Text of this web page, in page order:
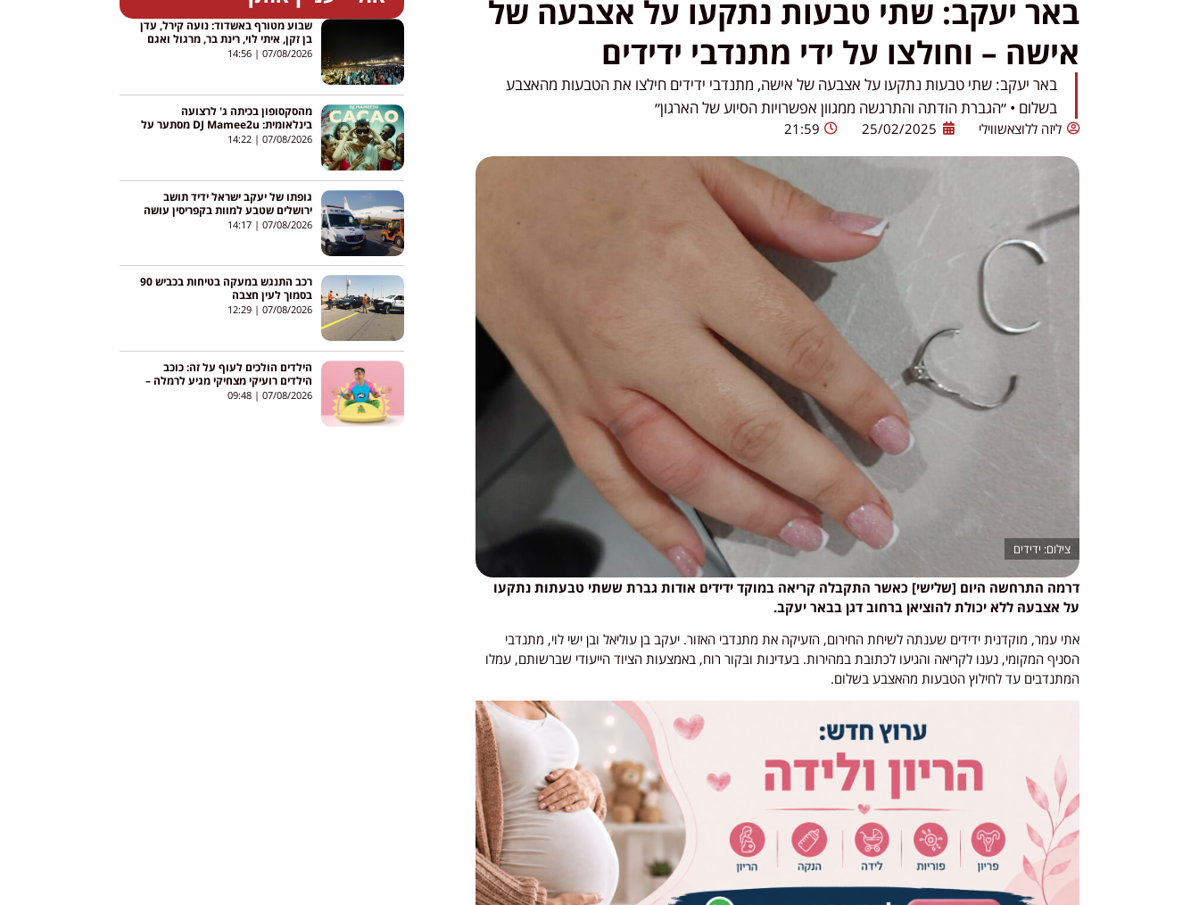
באר יעקב: שתי טבעות נתקעו על אצבעה של
אישה – וחולצו על ידי מתנדבי ידידים
באר יעקב: שתי טבעות נתקעו על אצבעה של אישה, מתנדבי ידידים חילצו את הטבעות מהאצבע
בשלום • ״הגברת הודתה והתרגשה ממגוון אפשרויות הסיוע של הארגון״
ליזה ללוצאשווילי 25/02/2025
21:59
ידידים
דרמה התרחשה היום [שלישי] כאשר התקבלה קריאה במוקד ידידים אודות גברת ששתי טבעתות נתקעו
על אצבעהּ ללא יכולת להוציאן ברחוב דגן בבאר יעקב.
אתי עמר, מוקדנית ידידים שענתה לשיחת החירום, הזעיקה את מתנדבי האזור. יעקב בן עוליאל ובן ישי לוי, מתנדבי
הסניף המקומי, נענו לקריאה והגיעו לכתובת במהירות. בעדינות ובקור רוח, באמצעות הציוד הייעודי שברשותם, עמלו
המתנדבים עד לחילוץ הטבעות מהאצבע בשלום.
שבוע מטורף באשדוד: נועה קירל, עדן
בן זקן, איתי לוי, רינת בר, מרגול ואגם
בוחבוט – והכניסה חופשית
07/08/2026
14:56
מהסקסופון בכיתה ג' לרצועה
בינלאומית: DJ Mamee2u מסתער על
יוטיוב עם שיר חדש
07/08/2026
14:22
גופתו של יעקב ישראל ידיד תושב
ירושלים שטבע למוות בקפריסין עושה
את דרכה לישראל
07/08/2026
14:17
רכב התנגש במעקה בטיחות בכביש 90
בסמוך לעין חצבה
07/08/2026
12:29
הילדים הולכים לעוף על זה: כוכב
הילדים רועיקי מצחיקי מגיע לרמלה –
והכניסה חופשית
07/08/2026
09:48